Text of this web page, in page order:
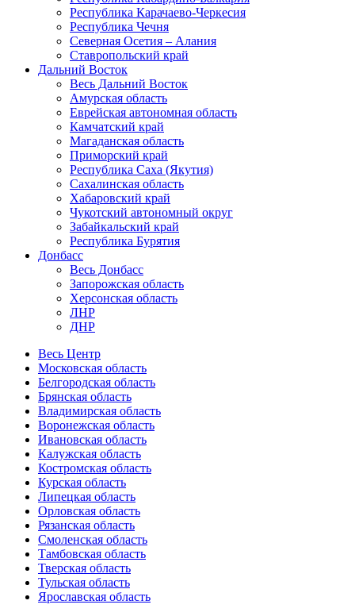
Республика Карачаево-Черкесия
Республика Чечня
Северная Осетия – Алания
Ставропольский край
Дальний Восток
Весь Дальний Восток
Амурская область
Еврейская автономная область
Камчатский край
Магаданская область
Приморский край
Республика Саха (Якутия)
Сахалинская область
Хабаровский край
Чукотский автономный округ
Забайкальский край
Республика Бурятия
Донбасс
Весь Донбасс
Запорожская область
Херсонская область
ЛНР
ДНР
Весь Центр
Московская область
Белгородская область
Брянская область
Владимирская область
Воронежская область
Ивановская область
Калужская область
Костромская область
Курская область
Липецкая область
Орловская область
Рязанская область
Смоленская область
Тамбовская область
Тверская область
Тульская область
Ярославская область